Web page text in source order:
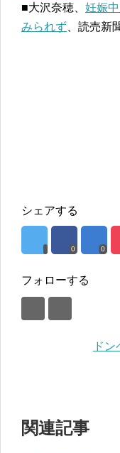
■大沢奈穂、 妊娠
みられず 、読売新
シェアする
0 0
フォローする
ド
関連記事